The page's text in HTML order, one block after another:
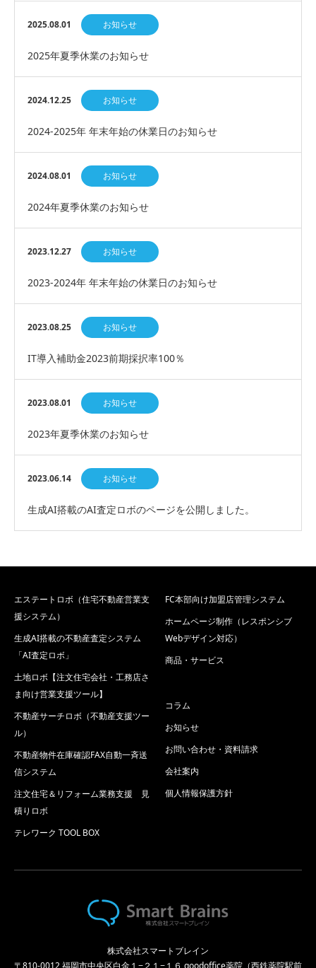
ステム導入
2025.08.01 お知らせ
2025年夏季休業のお知らせ
2024.12.25 お知らせ
2024-2025年 年末年始の休業日のお知らせ
2024.08.01 お知らせ
2024年夏季休業のお知らせ
2023.12.27 お知らせ
2023-2024年 年末年始の休業日のお知らせ
2023.08.25 お知らせ
IT導入補助金2023前期採択率100％
2023.08.01 お知らせ
2023年夏季休業のお知らせ
2023.06.14 お知らせ
生成AI搭載のAI査定ロボのページを公開しました。
エステートロボ（住宅不動産営業支
援システム）
生成AI搭載の不動産査定システム
「AI査定ロボ」
土地ロボ【注文住宅会社・工務店さ
ま向け営業支援ツール】
不動産サーチロボ（不動産支援ツー
ル）
不動産物件在庫確認FAX自動一斉送
信システム
注文住宅＆リフォーム業務支援 見
積りロボ
テレワーク TOOL BOX
FC本部向け加盟店管理システム
ホームページ制作（レスポンシブ
Webデザイン対応）
商品・サービス
コラム
お知らせ
お問い合わせ・資料請求
会社案内
個人情報保護方針
株式会社スマートブレイン